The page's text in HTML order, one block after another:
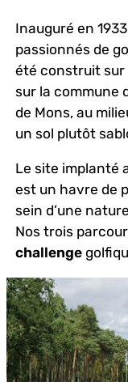
Inauguré en
passionnés de
été construit sur
sur la commune
de Mons, au
un sol plutôt
Le site implanté
est un havre de
sein d’une
Nos trois
challenge